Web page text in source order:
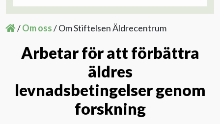
Om oss
Om Stiftelsen Äldrecentrum
Styrelse
Tidningen Äldre i centrum
/Om oss/Om Stiftelsen Äldrecentrum
Arbetar för att förbättra
äldres
levnadsbetingelser genom
forskning